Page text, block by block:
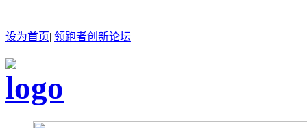
设为首页| 领跑者创新论坛|